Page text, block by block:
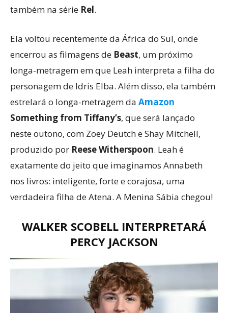
também na série Rel.
Ela voltou recentemente da África do Sul, onde
encerrou as filmagens de Beast, um próximo
longa-metragem em que Leah interpreta a filha do
personagem de Idris Elba. Além disso, ela também
estrelará o longa-metragem da Amazon
Something from Tiffany’s, que será lançado
neste outono, com Zoey Deutch e Shay Mitchell,
produzido por Reese Witherspoon. Leah é
exatamente do jeito que imaginamos Annabeth
nos livros: inteligente, forte e corajosa, uma
verdadeira filha de Atena. A Menina Sábia chegou!
WALKER SCOBELL INTERPRETARÁ
PERCY JACKSON